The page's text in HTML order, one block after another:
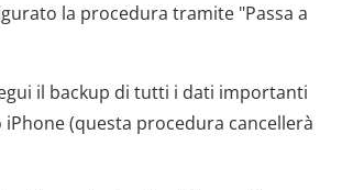
la procedura tramite "Passa a
il backup di tutti i dati importanti
(questa procedura cancellerà